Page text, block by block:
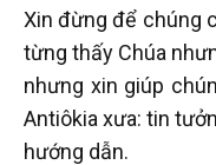
Xin đừng để chúng
từng thấy Chúa
nhưng xin giúp
Antiôkia xưa: tin
hướng dẫn.